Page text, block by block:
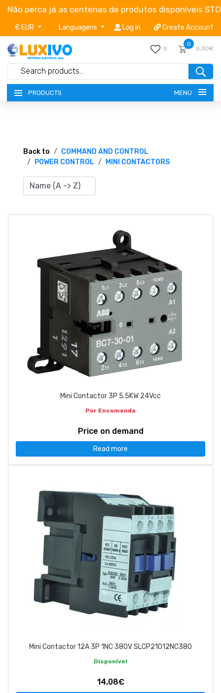
Não perca já as centenas de produtos disponíveis
€ EUR Languagens Log in Create Account
0
0
0,00€
PRODUCTS MENU
TERMS OF SERVICE
geral@luxivo.pt
Back to
COMMAND AND CONTROL
POWER CONTROL
MINI CONTACTORS
Mini Contactor 3P 5.5KW 24Vcc
Por Encomenda
Price on demand
Read more
Mini Contactor 12A 3P 1NC 380V SLCP21012NC380
Disponível
14,08€